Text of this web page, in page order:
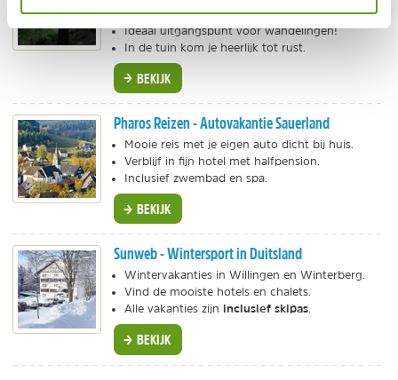
Huisje op de berg met veel groen.
Ideaal uitgangspunt voor wandelingen!
In de tuin kom je heerlijk tot rust.
BEKIJK
Pharos Reizen - Autovakantie Sauerland
Mooie reis met je eigen auto dicht bij huis.
Verblijf in fijn hotel met halfpension.
Inclusief zwembad en spa.
BEKIJK
Sunweb - Wintersport in Duitsland
Wintervakanties in Willingen en Winterberg.
Vind de mooiste hotels en chalets.
Alle vakanties zijn inclusief skipas
BEKIJK